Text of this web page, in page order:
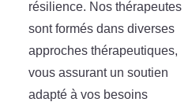
résilience. Nos thérapeutes
sont formés dans diverses
approches thérapeutiques,
vous assurant un soutien
adapté à vos besoins